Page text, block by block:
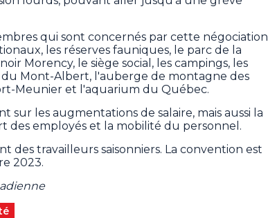
qui sont concernés par cette négociation
les réserves fauniques, le parc de la
Morency, le siège social, les campings, les
Mont-Albert, l'auberge de montagne des
Meunier et l'aquarium du Québec.
sur les augmentations de salaire, mais aussi la
des employés et la mobilité du personnel.
des travailleurs saisonniers. La convention est
2023.